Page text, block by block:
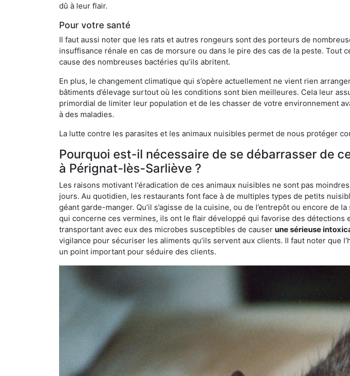
dû à leur flair.
Pour votre santé
Il faut aussi noter que les rats et autres rongeurs sont des porteurs de
insuffisance rénale en cas de morsure ou dans le pire des cas de la peste.
cause des nombreuses bactéries qu’ils abritent.
En plus, le changement climatique qui s’opère actuellement ne vient rien
bâtiments d’élevage surtout où les conditions sont bien meilleures. Cela leur
primordial de limiter leur population et de les chasser de votre environnement
à des maladies.
La lutte contre les parasites et les animaux nuisibles permet de nous protéger
Pourquoi est-il nécessaire de se débarrasser de
à Pérignat-lès-Sarliève ?
Les raisons motivant l'éradication de ces animaux nuisibles ne sont pas
jours. Au quotidien, les restaurants font face à de multiples types de petits
géant garde-manger. Qu’il s’agisse de la cuisine, ou de l’entrepôt ou encore
qui concerne ces vermines, ils ont le flair développé qui favorise des
transportant avec eux des microbes susceptibles de causer une sérieuse
vigilance pour sécuriser les aliments qu’ils servent aux clients. Il faut noter que
un point important pour séduire des clients.